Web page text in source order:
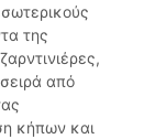
της
από
κήπων και